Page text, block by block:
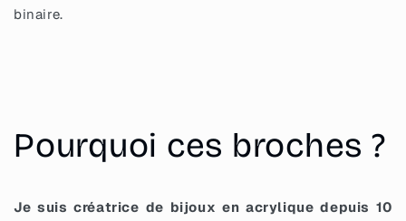
binaire.
Pourquoi ces broches ?
Je suis créatrice de bijoux en acrylique depuis 10